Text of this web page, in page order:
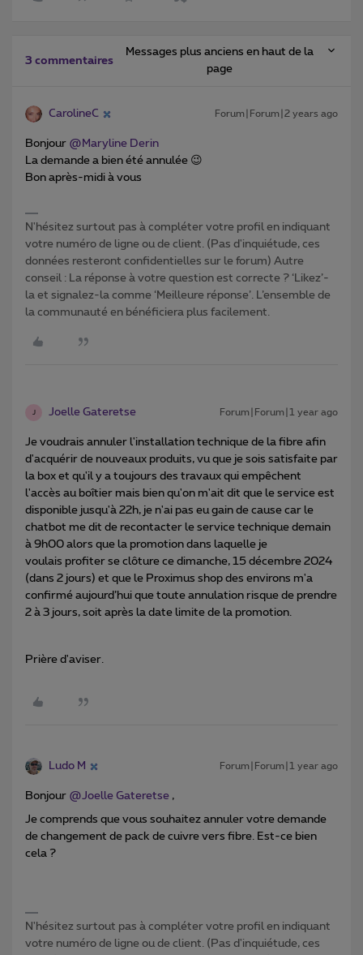
3 commentaires
Messages plus anciens en haut de la
page
CarolineC Forum|Forum|2 years ago
Bonjour @Maryline Derin
La demande a bien été annulée 😉
Bon après-midi à vous
N'hésitez surtout pas à compléter votre profil en indiquant
votre numéro de ligne ou de client. (Pas d'inquiétude, ces
données resteront confidentielles sur le forum) Autre
conseil : La réponse à votre question est correcte ? ‘Likez’-
la et signalez-la comme ‘Meilleure réponse’. L’ensemble de
la communauté en bénéficiera plus facilement.
Joelle Gateretse Forum|Forum|1 year ago
Je voudrais annuler l'installation technique de la fibre afin
d'acquérir de nouveaux produits, vu que je sois satisfaite par
la box et qu'il y a toujours des travaux qui empêchent
l'accès au boîtier mais bien qu'on m'ait dit que le service est
disponible jusqu'à 22h, je n'ai pas eu gain de cause car le
chatbot me dit de recontacter le service technique demain
à 9h00 alors que la promotion dans laquelle je
voulais profiter se clôture ce dimanche, 15 décembre 2024
(dans 2 jours) et que le Proximus shop des environs m'a
confirmé aujourd’hui que toute annulation risque de prendre
2 à 3 jours, soit après la date limite de la promotion.
Prière d'aviser.
Ludo M Forum|Forum|1 year ago
Bonjour ​ @Joelle Gateretse ,
Je comprends que vous souhaitez annuler votre demande
de changement de pack de cuivre vers fibre. Est-ce bien
cela ?
N'hésitez surtout pas à compléter votre profil en indiquant
votre numéro de ligne ou de client. (Pas d'inquiétude, ces